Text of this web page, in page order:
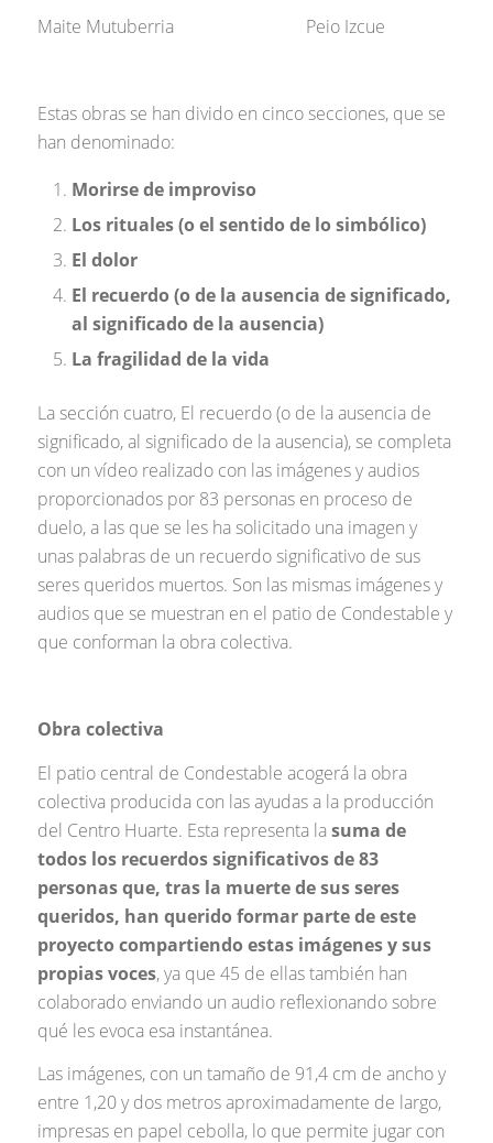
Maite Mutuberria Peio Izcue
Estas obras se han divido en cinco secciones, que se
han denominado:
Morirse de improviso
Los rituales (o el sentido de lo simbólico)
El dolor
El recuerdo (o de la ausencia de significado,
al significado de la ausencia)
La fragilidad de la vida
La sección cuatro, El recuerdo (o de la ausencia de
significado, al significado de la ausencia), se completa
con un vídeo realizado con las imágenes y audios
proporcionados por 83 personas en proceso de
duelo, a las que se les ha solicitado una imagen y
unas palabras de un recuerdo significativo de sus
seres queridos muertos. Son las mismas imágenes y
audios que se muestran en el patio de Condestable y
que conforman la obra colectiva.
Obra colectiva
El patio central de Condestable acogerá la obra
colectiva producida con las ayudas a la producción
del Centro Huarte. Esta representa la suma de
todos los recuerdos significativos de 83
personas que, tras la muerte de sus seres
queridos, han querido formar parte de este
proyecto compartiendo estas imágenes y sus
propias voces, ya que 45 de ellas también han
colaborado enviando un audio reflexionando sobre
qué les evoca esa instantánea.
Las imágenes, con un tamaño de 91,4 cm de ancho y
entre 1,20 y dos metros aproximadamente de largo,
impresas en papel cebolla, lo que permite jugar con